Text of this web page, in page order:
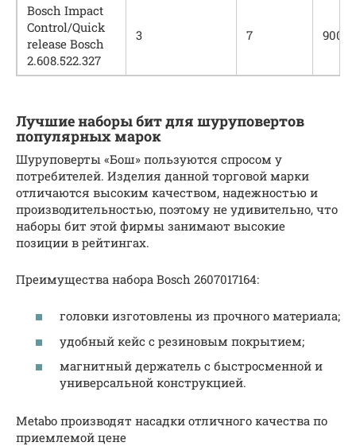
Bosch Impact
Control/Quick
release Bosch
2.608.522.327
3 7 900
Лучшие наборы бит для шуруповертов
популярных марок
Шуруповерты «Бош» пользуются спросом у
потребителей. Изделия данной торговой марки
отличаются высоким качеством, надежностью и
производительностью, поэтому не удивительно, что
наборы бит этой фирмы занимают высокие
позиции в рейтингах.
Преимущества набора Bosch 2607017164:
головки изготовлены из прочного материала;
удобный кейс с резиновым покрытием;
магнитный держатель с быстросменной и
универсальной конструкцией.
Metabo производят насадки отличного качества по
приемлемой цене